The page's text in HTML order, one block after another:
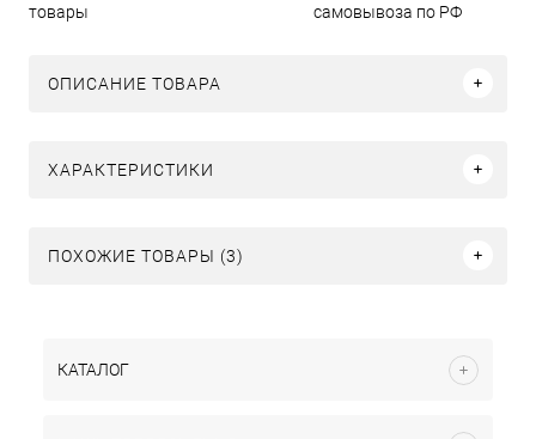
товары
самовывоза по РФ
ОПИСАНИЕ ТОВАРА
ХАРАКТЕРИСТИКИ
ПОХОЖИЕ ТОВАРЫ (3)
КАТАЛОГ